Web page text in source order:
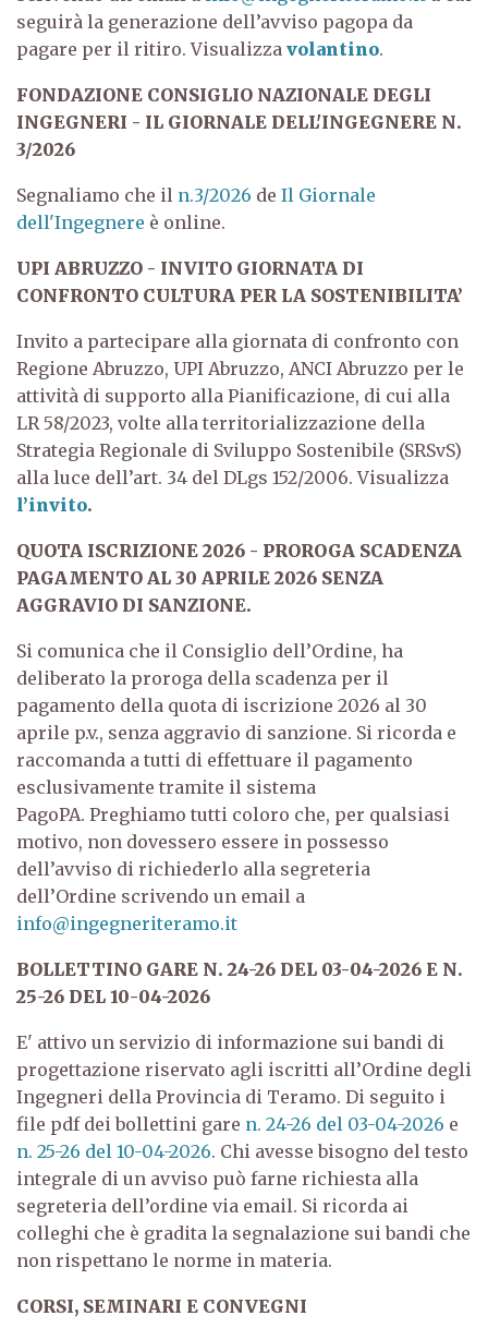
seguirà la generazione dell’avviso pagopa da
pagare per il ritiro. Visualizza volantino.
FONDAZIONE CONSIGLIO NAZIONALE DEGLI
INGEGNERI - IL GIORNALE DELL'INGEGNERE N.
3/2026
Segnaliamo che il n.3/2026 de Il Giornale
dell'Ingegnere è online.
UPI ABRUZZO - INVITO GIORNATA DI
CONFRONTO CULTURA PER LA SOSTENIBILITA’
Invito a partecipare alla giornata di confronto con
Regione Abruzzo, UPI Abruzzo, ANCI Abruzzo per le
attività di supporto alla Pianificazione, di cui alla
LR 58/2023, volte alla territorializzazione della
Strategia Regionale di Sviluppo Sostenibile (SRSvS)
alla luce dell’art. 34 del DLgs 152/2006.Visualizza
l’invito.
QUOTA ISCRIZIONE 2026 - PROROGA SCADENZA
PAGAMENTO AL 30 APRILE 2026 SENZA
AGGRAVIO DI SANZIONE.
Si comunica che il Consiglio dell’Ordine, ha
deliberato la proroga della scadenza per il
pagamento della quota di iscrizione 2026 al 30
aprile p.v., senza aggravio di sanzione. Si ricorda e
raccomanda a tutti di effettuare il pagamento
esclusivamente tramite il sistema
PagoPA. Preghiamo tutti coloro che, per qualsiasi
motivo, non dovessero essere in possesso
dell’avviso di richiederlo alla segreteria
dell’Ordine scrivendo un email a
info@ingegneriteramo.it
BOLLETTINO GARE N. 24-26 DEL 03-04-2026 E N.
25-26 DEL 10-04-2026
E' attivo un servizio di informazione sui bandi di
progettazione riservato agli iscritti all’Ordine degli
Ingegneri della Provincia di Teramo. Di seguito i
file pdf dei bollettini gare n. 24-26 del 03-04-2026 e
n. 25-26 del 10-04-2026. Chi avesse bisogno del testo
integrale di un avviso può farne richiesta alla
segreteria dell’ordine via email. Si ricorda ai
colleghi che è gradita la segnalazione sui bandi che
non rispettano le norme in materia.
CORSI, SEMINARI E CONVEGNI